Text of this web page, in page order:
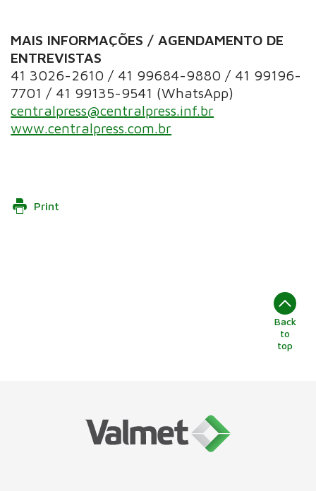
MAIS INFORMAÇÕES / AGENDAMENTO DE
ENTREVISTAS
41 3026-2610 / 41 99684-9880 / 41 99196-
7701 / 41 99135-9541 (WhatsApp)
centralpress@centralpress.inf.br
www.centralpress.com.br
Print
Back
to
top